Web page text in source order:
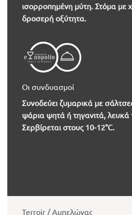
ισορροπημένη μύτη. Στόμα με
δροσερή οξύτητα.
Οι συνδυασμοί
Συνοδεύει ζυμαρικά με
ψάρια ψητά ή τηγανιτά, λευκά
Σερβίρεται στους 10-12°C.
Terroir / Αμπελώνας